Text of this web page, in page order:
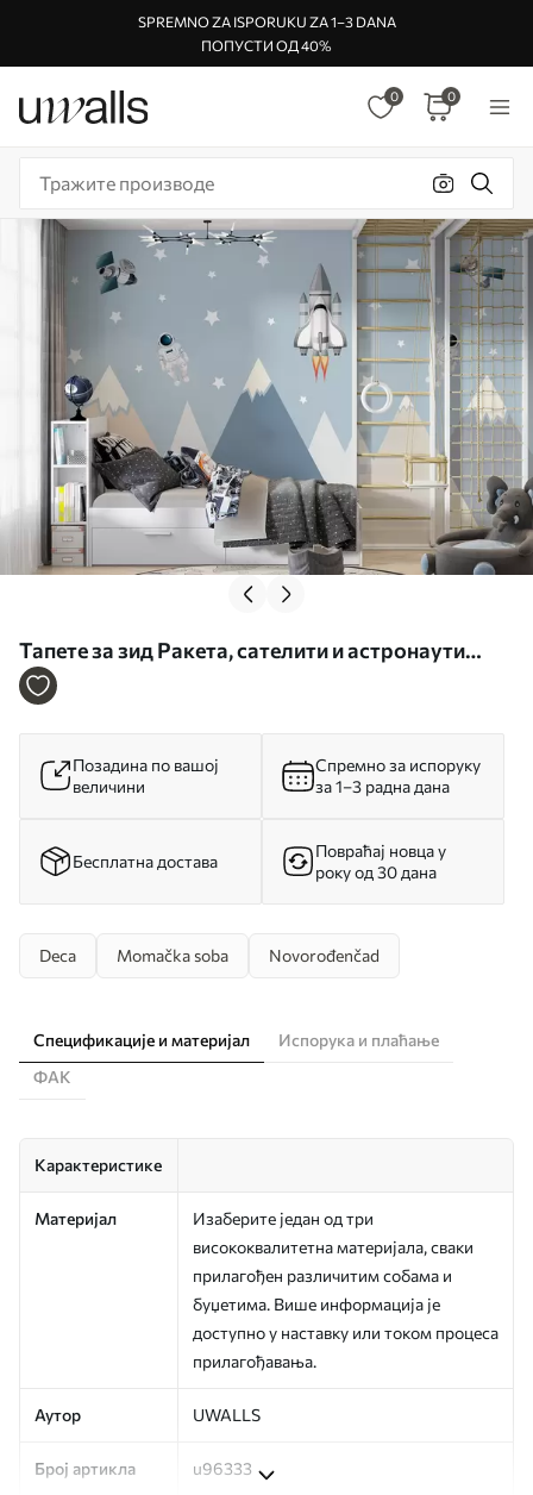
SPREMNO ZA ISPORUKU ZA 1–3 DANA
ПОПУСТИ ОД 40%
0 0
Тапете за зид Ракета, сателити и астронаути
преко планина бр. u96333
Позадина по вашој
величини
Спремно за испоруку
за 1–3 радна дана
Бесплатна достава
Повраћај новца у
року од 30 дана
Deca Momačka soba Novorođenčad
Спецификације и материјал
Испорука и плаћање
ФАК
Карактеристике
Материјал
Изаберите један од три
висококвалитетна материјала, сваки
прилагођен различитим собама и
буџетима. Више информација је
доступно у наставку или током процеса
прилагођавања.
Аутор UWALLS
Број артикла u96333